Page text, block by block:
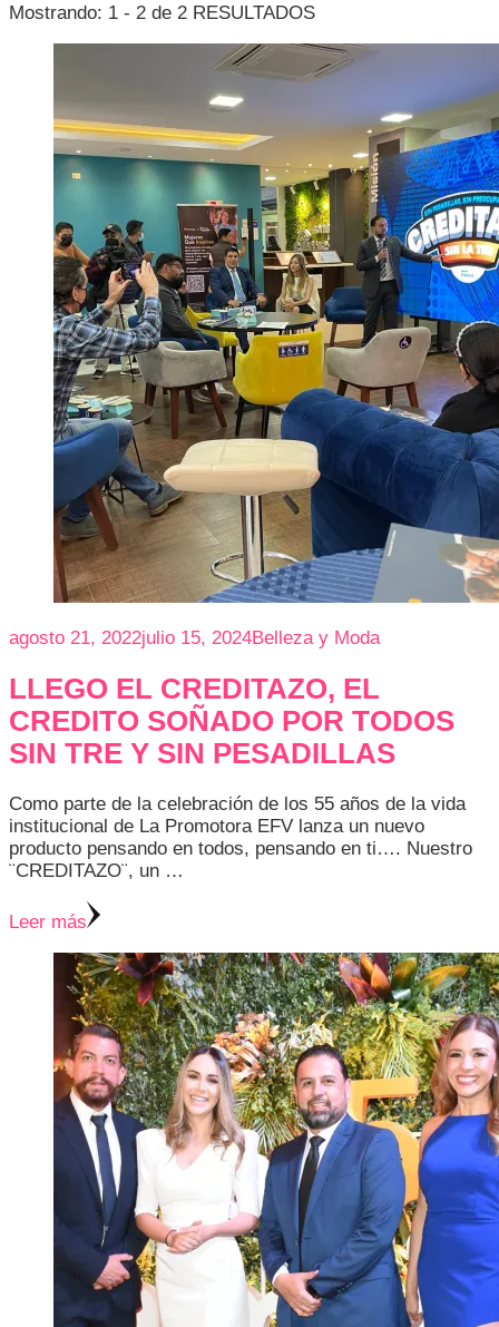
Mostrando: 1 - 2 de 2 RESULTADOS
agosto 21, 2022julio 15, 2024Belleza y Moda
LLEGO EL CREDITAZO, EL
CREDITO SOÑADO POR TODOS
SIN TRE Y SIN PESADILLAS
Como parte de la celebración de los 55 años de la vida
institucional de La Promotora EFV lanza un nuevo
producto pensando en todos, pensando en ti…. Nuestro
¨CREDITAZO¨, un …
Leer más